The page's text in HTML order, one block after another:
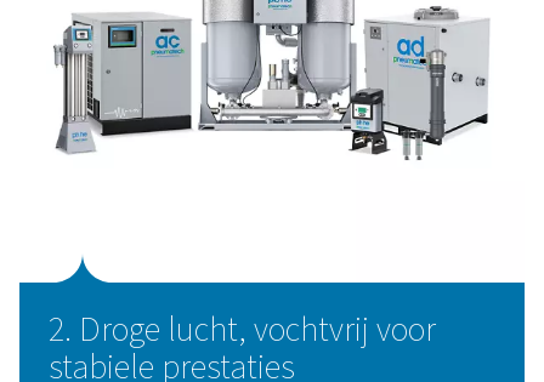
Als uw systeem een oliegesmeerde compressor
coalescentiefilters nodig om olieaerosolen te
Voorfilters en fijnstoffilters worden ook aanbevolen om
deeltjes op te vangen en de membranen of
van de stikstofgenerator verder te beschermen.